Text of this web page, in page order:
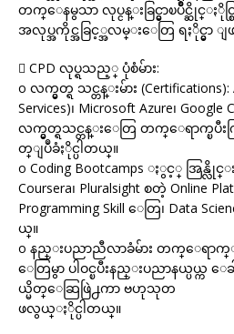
တက္ေနမွသာ လုပ္ငန္းခြင္မွာၿပိဳင္ဆိုင္ႏိုင္
အလုပ္အကိုင္အခြင့္အလမ္းေတြ ရႏိုင္မွာ ျ
 CPD လုပ္ရသည့္ ပုံစံမ်ား:
o လက္မွတ္ရ သင္တန္းမ်ား (Certifications):
Services)၊ Microsoft Azure၊
လက္မွတ္ရသင္တန္းေတြ တက္ေရာက္ၿပီ
တ္ျပဳခံႏိုင္ပါတယ္။
o Coding Bootcamps ႏွင့္ အြန္လိုင္း
Coursera၊ Pluralsight စတဲ့ Online
Programming Skill ေတြ၊ Data
ယ္။
o နည္းပညာညီလာခံမ်ား တက္ေရာက္ျခ
ေတြမွာ ပါဝင္ၿပီးနည္းပညာနယ္ပယ္က
ယ္မိတ္ေဆြဖြဲ႕ကာ ဗဟုသုတ
ဖလွယ္ႏိုင္ပါတယ္။